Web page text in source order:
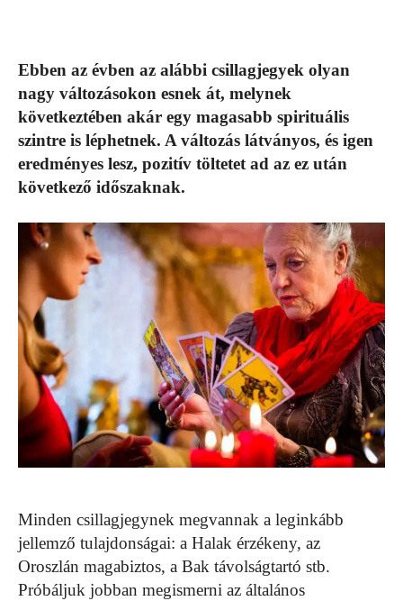
Ebben az évben az alábbi csillagjegyek olyan
nagy változásokon esnek át, melynek
következtében akár egy magasabb spirituális
szintre is léphetnek. A változás látványos, és igen
eredményes lesz, pozitív töltetet ad az ez után
következő időszaknak.
Minden csillagjegynek megvannak a leginkább
jellemző tulajdonságai: a Halak érzékeny, az
Oroszlán magabiztos, a Bak távolságtartó stb.
Próbáljuk jobban megismerni az általános